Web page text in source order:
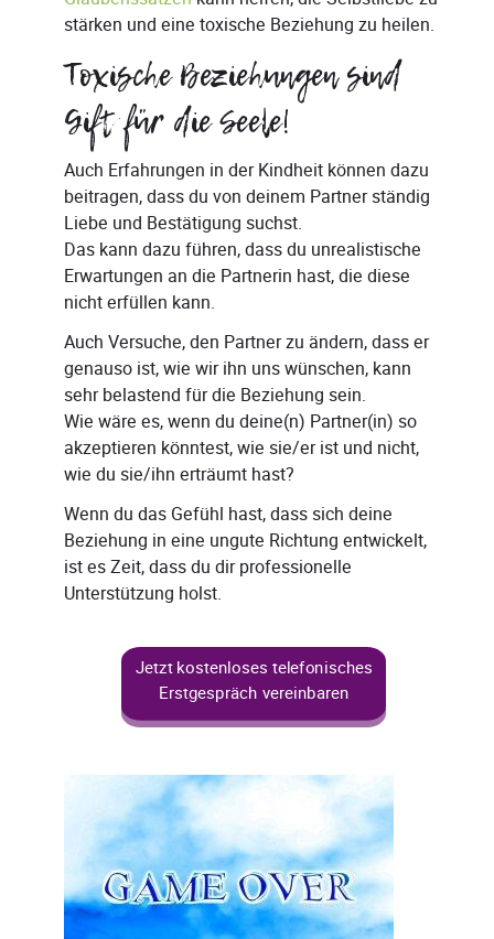
stärken und eine toxische Beziehung zu heilen.
Toxische Beziehungen sind
Gift für die Seele!
Auch Erfahrungen in der Kindheit können dazu
beitragen, dass du von deinem Partner ständig
Liebe und Bestätigung suchst.
Das kann dazu führen, dass du unrealistische
Erwartungen an die Partnerin hast, die diese
nicht erfüllen kann.
Auch Versuche, den Partner zu ändern, dass er
genauso ist, wie wir ihn uns wünschen, kann
sehr belastend für die Beziehung sein.
Wie wäre es, wenn du deine(n) Partner(in) so
akzeptieren könntest, wie sie/er ist und nicht,
wie du sie/ihn erträumt hast?
Wenn du das Gefühl hast, dass sich deine
Beziehung in eine ungute Richtung entwickelt,
ist es Zeit, dass du dir professionelle
Unterstützung holst.
Jetzt kostenloses telefonisches
Erstgespräch vereinbaren